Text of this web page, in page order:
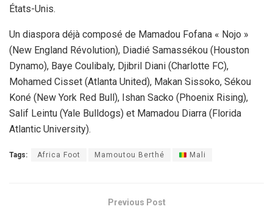
États-Unis.
Un diaspora déjà composé de Mamadou Fofana « Nojo »
(New England Révolution), Diadié Samassékou (Houston
Dynamo), Baye Coulibaly, Djibril Diani (Charlotte FC),
Mohamed Cisset (Atlanta United), Makan Sissoko, Sékou
Koné (New York Red Bull), Ishan Sacko (Phoenix Rising),
Salif Leintu (Yale Bulldogs) et Mamadou Diarra (Florida
Atlantic University).
Tags: Africa Foot Mamoutou Berthé Mali
Previous Post